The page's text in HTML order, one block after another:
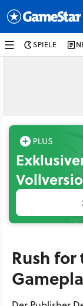
SPIELE
Rush